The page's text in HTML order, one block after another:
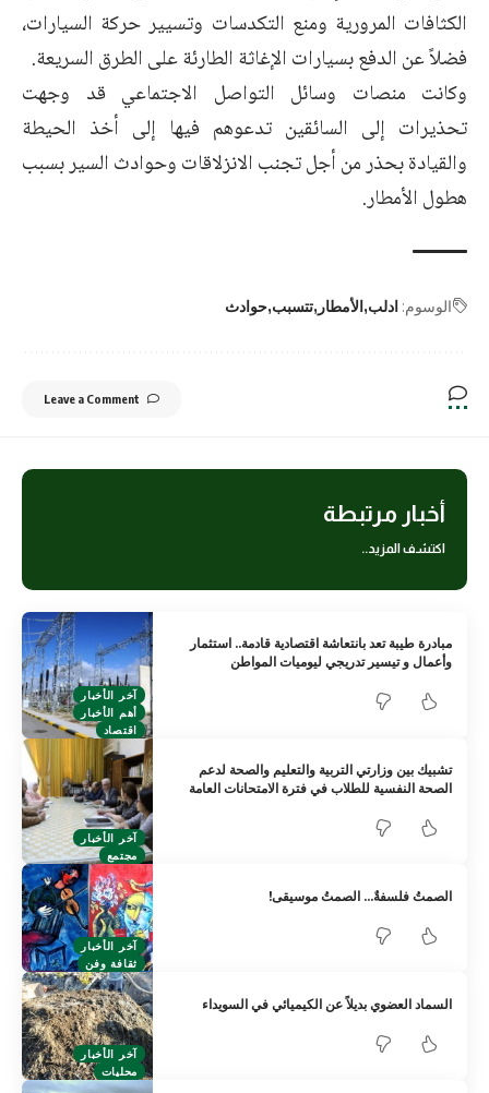
الكثافات المرورية ومنع التكدسات وتسيير حركة السيارات،
فضلاً عن الدفع بسيارات الإغاثة الطارئة على الطرق السريعة.
وكانت منصات وسائل التواصل الاجتماعي قد وجهت
تحذيرات إلى السائقين تدعوهم فيها إلى أخذ الحيطة
والقيادة بحذر من أجل تجنب الانزلاقات وحوادث السير بسبب
هطول الأمطار.
الوسوم: ادلب الأمطار تتسبب حوادث
Leave a Comment
أخبار مرتبطة
اكتشف المزيد..
آخر الأخبار
أهم الأخبار
اقتصاد
مبادرة طيبة تعد بانتعاشة اقتصادية قادمة.. استثمار
وأعمال و تيسير تدريجي ليوميات المواطن
آخر الأخبار
مجتمع
تشبيك بين وزارتي التربية والتعليم والصحة لدعم
الصحة النفسية للطلاب في فترة الامتحانات العامة
آخر الأخبار
ثقافة وفن
الصمتُ فلسفةٌ… الصمتُ موسيقى!
آخر الأخبار
محليات
السماد العضوي بديلاً عن الكيميائي في السويداء